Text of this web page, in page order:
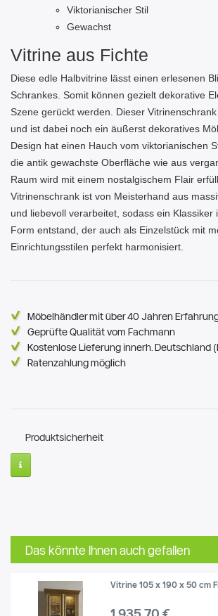
Viktorianischer Stil
Gewachst
Vitrine aus Fichte
Diese edle Halbvitrine lässt einen erlesenen
Schrankes. Somit können gezielt dekorative
Szene gerückt werden. Dieser
und ist dabei noch ein äußerst dekoratives
Design hat einen Hauch vom viktorianischen
die antik gewachste Oberfläche wie aus
Raum wird mit einem nostalgischem Flair
Vitrinenschrank ist von Meisterhand aus
und liebevoll verarbeitet, sodass ein Klassiker
Form entstand, der auch als Einzelstück mit
Einrichtungsstilen perfekt harmonisiert.
Möbelhändler mit über 40 Jahren
Geprüfte Qualität vom Fachmann
Kostenlose Lieferung innerh. Deutschland
Ratenzahlung möglich
Produktsicherheit
Das könnte Ihnen auch gefallen
Vitrine 105 x 190 x 50 cm